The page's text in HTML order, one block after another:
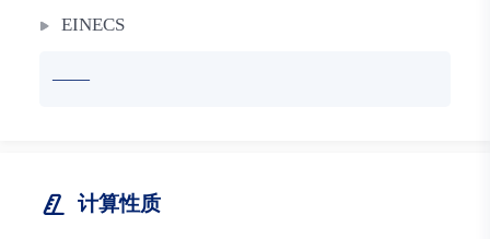
EINECS
——
计算性质